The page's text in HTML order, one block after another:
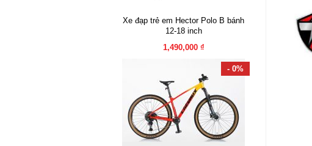
Xe đạp trẻ em Hector Polo B bánh
12-18 inch
1,490,000 ₫
- 0%